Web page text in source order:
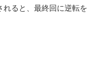
ると、最終回に逆転を